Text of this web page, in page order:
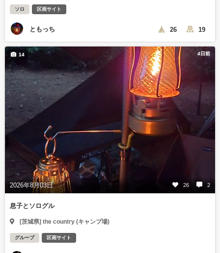
ソロ 区画サイト
ともっち 26 19
4日前
2026年8月03日 26 2
14
息子とソログル
[茨城県] the country (キャンプ場)
グループ 区画サイト